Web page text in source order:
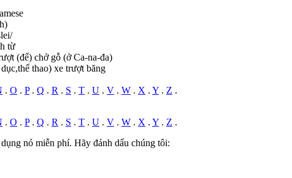
từ
(để) chở gỗ (ở Ca-na-đa)
thao) xe trượt băng
. O . P. Q . R . S . T . U . V . W . X . Y . Z .
. O . P. Q . R . S . T . U . V . W . X . Y . Z .
nó miễn phí. Hãy đánh dấu chúng tôi: